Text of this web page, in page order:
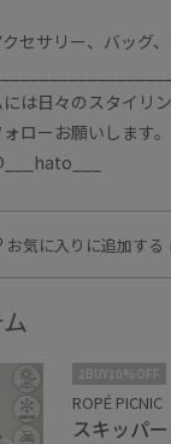
セサリー、バッグ、
は日々のスタイリ
ローお願いします。
お気に入りに追加する
2BUY10%OFF
ROPÉ PICNIC
スキッパ